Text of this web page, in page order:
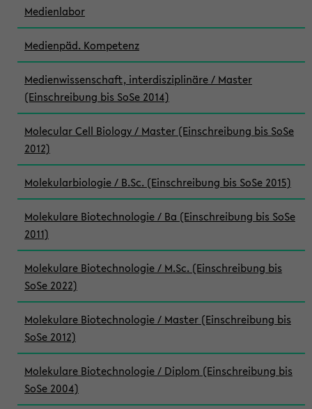
Medienlabor
Medienpäd. Kompetenz
Medienwissenschaft, interdisziplinäre / Master
(Einschreibung bis SoSe 2014)
Molecular Cell Biology / Master (Einschreibung bis SoSe
2012)
Molekularbiologie / B.Sc. (Einschreibung bis SoSe 2015)
Molekulare Biotechnologie / Ba (Einschreibung bis SoSe
2011)
Molekulare Biotechnologie / M.Sc. (Einschreibung bis
SoSe 2022)
Molekulare Biotechnologie / Master (Einschreibung bis
SoSe 2012)
Molekulare Biotechnologie / Diplom (Einschreibung bis
SoSe 2004)